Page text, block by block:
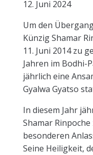
12. Juni 2024
Um den
Künzig Shamar
11. Juni 2014 zu
Jahren im Bodhi-
jährlich eine
Gyalwa Gyatso
In diesem Jahr
Shamar
besonderen
Seine Heiligkeit,